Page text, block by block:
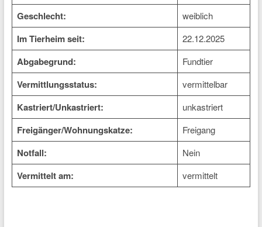
Geschlecht: weiblich
Im Tierheim seit: 22.12.2025
Abgabegrund: Fundtier
Vermittlungsstatus: vermittelbar
Kastriert/Unkastriert: unkastriert
Freigänger/Wohnungskatze: Freigang
Notfall: Nein
Vermittelt am: vermittelt